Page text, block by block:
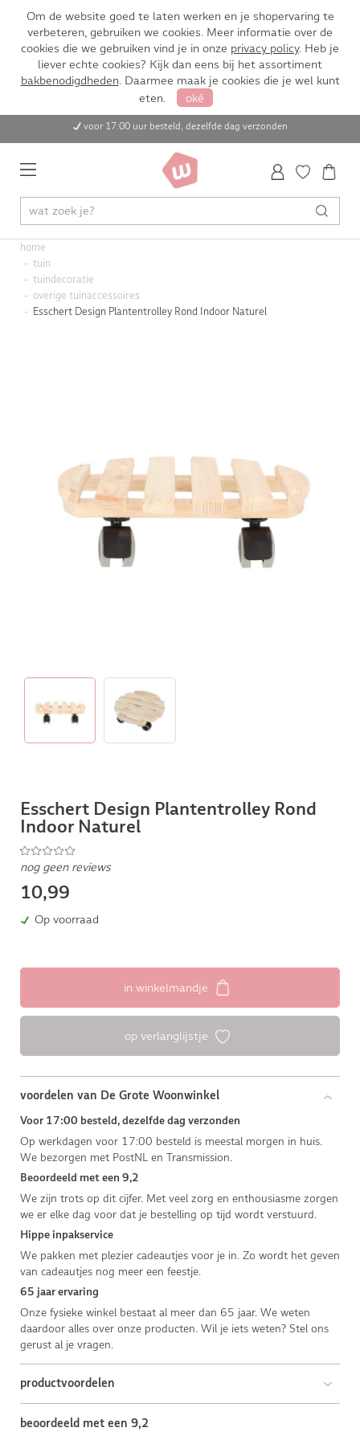
Om de website goed te laten werken en je shopervaring te
verbeteren, gebruiken we cookies. Meer informatie over de
cookies die we gebruiken vind je in onze privacy policy. Heb je
liever echte cookies? Kijk dan eens bij het assortiment
bakbenodigdheden. Daarmee maak je cookies die je wel kunt
eten.
oké
voor 17:00 uur besteld, dezelfde dag verzonden
home
tuin
tuindecoratie
overige tuinaccessoires
Esschert Design Plantentrolley Rond Indoor Naturel
Esschert Design Plantentrolley Rond
Indoor Naturel
nog geen reviews
10,99
Op voorraad
in winkelmandje
op verlanglijstje
voordelen van De Grote Woonwinkel
Voor 17:00 besteld, dezelfde dag verzonden
Op werkdagen voor 17:00 besteld is meestal morgen in huis.
We bezorgen met PostNL en Transmission.
Beoordeeld met een 9,2
We zijn trots op dit cijfer. Met veel zorg en enthousiasme zorgen
we er elke dag voor dat je bestelling op tijd wordt verstuurd.
Hippe inpakservice
We pakken met plezier cadeautjes voor je in. Zo wordt het geven
van cadeautjes nog meer een feestje.
65 jaar ervaring
Onze fysieke winkel bestaat al meer dan 65 jaar. We weten
daardoor alles over onze producten. Wil je iets weten? Stel ons
gerust al je vragen.
productvoordelen
beoordeeld met een 9,2